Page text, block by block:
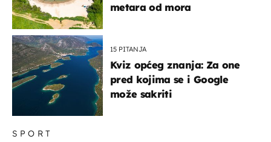
SPORT
metara od mora
15 PITANJA
Kviz općeg znanja: Za one
pred kojima se i Google
može sakriti